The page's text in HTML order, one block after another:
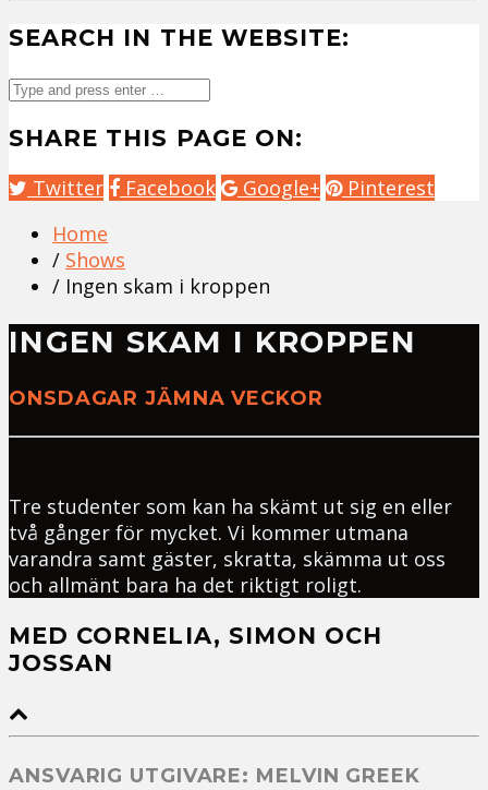
SEARCH IN THE WEBSITE:
SHARE THIS PAGE ON:
Twitter Facebook Google+
Pinterest
Home
/ Shows
/ Ingen skam i kroppen
INGEN SKAM I KROPPEN
ONSDAGAR JÄMNA VECKOR
Tre studenter som kan ha skämt ut sig en eller
två gånger för mycket. Vi kommer utmana
varandra samt gäster, skratta, skämma ut oss
och allmänt bara ha det riktigt roligt.
MED CORNELIA, SIMON OCH
JOSSAN
ANSVARIG UTGIVARE: MELVIN GREEK